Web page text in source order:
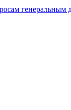
генеральным